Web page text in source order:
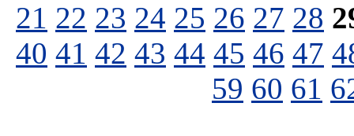
21 22 23 24 25 26 27 28
40 41 42 43 44 45 46 47
59 60 61